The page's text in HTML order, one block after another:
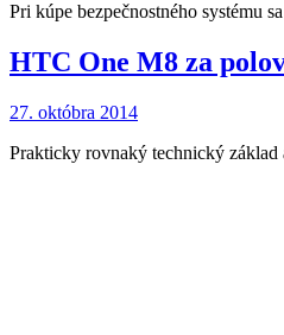
Pri kúpe bezpečnostného systému
HTC One M8 za
27. októbra 2014
Prakticky rovnaký technický